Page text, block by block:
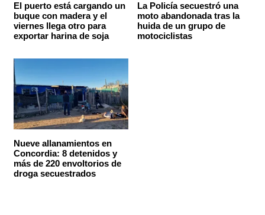
El puerto está cargando un
buque con madera y el
viernes llega otro para
exportar harina de soja
La Policía secuestró una
moto abandonada tras la
huida de un grupo de
motociclistas
Nueve allanamientos en
Concordia: 8 detenidos y
más de 220 envoltorios de
droga secuestrados